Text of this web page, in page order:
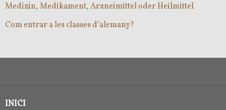
Medizin, Medikament, Arzneimittel oder Heilmittel
Com entrar a les classes d’alemany?
INICI